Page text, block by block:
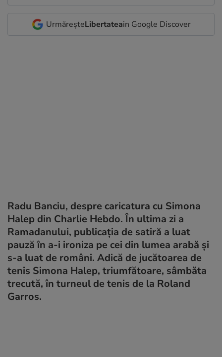
UrmăreșteLibertateain Google Discover
Radu Banciu, despre caricatura cu Simona
Halep din Charlie Hebdo. În ultima zi a
Ramadanului, publicația de satiră a luat
pauză în a-i ironiza pe cei din lumea arabă și
s-a luat de români. Adică de jucătoarea de
tenis Simona Halep, triumfătoare, sâmbăta
trecută, în turneul de tenis de la Roland
Garros.